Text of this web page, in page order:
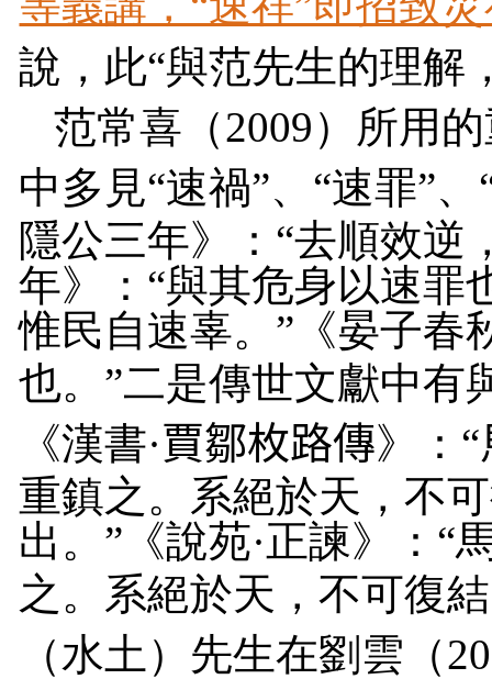
說，此“與范先生的理解
范常喜（2009）所用
中多見“速禍”、“速罪”
隱公三年》： “去順效逆
年》： “與其危身以速罪
惟民自速辜。 ”《晏子春
也。 ”二是傳世文獻中有
《漢書·賈鄒枚路傳》：
重鎮之 。 系絕於天 ，不
出。 ” 《說苑·正諫》： “
之 。 系絕於天 ，不可復結
（水土）先生在劉雲（